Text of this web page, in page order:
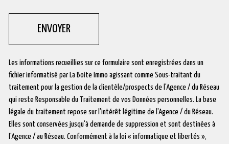
ENVOYER
Les informations recueillies sur ce formulaire sont enregistrées dans un
fichier informatisé par La Boite Immo agissant comme Sous-traitant du
traitement pour la gestion de la clientèle/prospects de l'Agence / du Réseau
qui reste Responsable du Traitement de vos Données personnelles. La base
légale du traitement repose sur l'intérêt légitime de l'Agence / du Réseau.
Elles sont conservées jusqu'à demande de suppression et sont destinées à
l'Agence / au Réseau. Conformément à la loi « informatique et libertés »,